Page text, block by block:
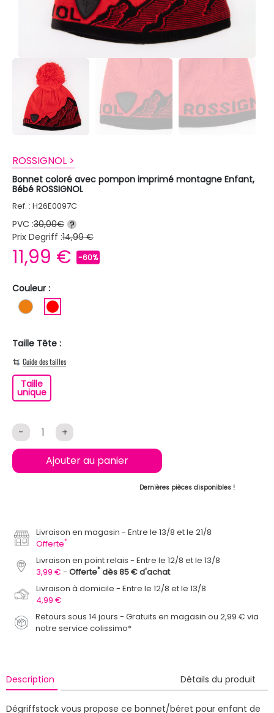
ROSSIGNOL >
Bonnet coloré avec pompon imprimé montagne Enfant,
Bébé ROSSIGNOL
Ref. : H26E0097C
PVC :30,00€ ?
Prix Degriff :14,99 €
11,99 € -60%
Couleur :
ORANGE
Taille Tête :
Guide des tailles
Taille
uniqueTaille unique
- +
Ajouter au panier
Dernières pièces disponibles !
Livraison en magasin
Entre le 13/8 et le 21/8
Offerte*
Livraison en point relais
Entre le 12/8 et le 13/8
3,99 €
Offerte* dès 85 € d'achat
Livraison à domicile
Entre le 12/8 et le 13/8
4,99 €
Retours sous 14 jours - Gratuits en magasin ou 2,99 € via
notre service colissimo*
Description Détails du produit
Dégriffstock vous propose ce bonnet/béret pour enfant de